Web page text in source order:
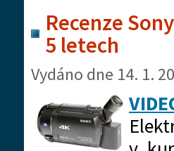
Recenze
5 letech
Vydáno dne 14. 1.